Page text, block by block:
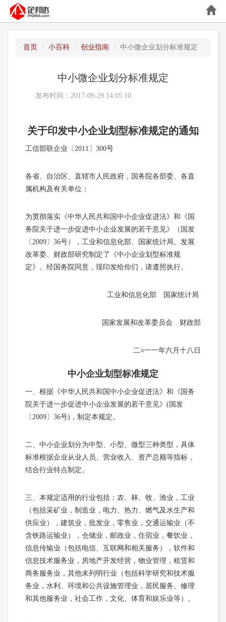
首页 小百科 创业指南 中小微企业划分标准规定
中小微企业划分标准规定
发布时间：2017-09-29 14:05:10
关于印发中小企业划型标准规定的通知
工信部联企业〔2011〕300号
各省、自治区、直辖市人民政府，国务院各部委、各直
属机构及有关单位：
为贯彻落实《中华人民共和国中小企业促进法》和《国
务院关于进一步促进中小企业发展的若干意见》（国发
〔2009〕36号），工业和信息化部、国家统计局、发展
改革委、财政部研究制定了《中小企业划型标准规
定》。经国务院同意，现印发给你们，请遵照执行。
工业和信息化部 国家统计局
国家发展和改革委员会 财政部
二○一一年六月十八日
中小企业划型标准规定
一、根据《中华人民共和国中小企业促进法》和《国务
院关于进一步促进中小企业发展的若干意见》(国发
〔2009〕36号)，制定本规定。
二、中小企业划分为中型、小型、微型三种类型，具体
标准根据企业从业人员、营业收入、资产总额等指标，
结合行业特点制定。
三、本规定适用的行业包括：农、林、牧、渔业，工业
（包括采矿业，制造业，电力、热力、燃气及水生产和
供应业），建筑业，批发业，零售业，交通运输业（不
含铁路运输业），仓储业，邮政业，住宿业，餐饮业，
信息传输业（包括电信、互联网和相关服务），软件和
信息技术服务业，房地产开发经营，物业管理，租赁和
商务服务业，其他未列明行业（包括科学研究和技术服
务业，水利、环境和公共设施管理业，居民服务、修理
和其他服务业，社会工作，文化、体育和娱乐业等）。